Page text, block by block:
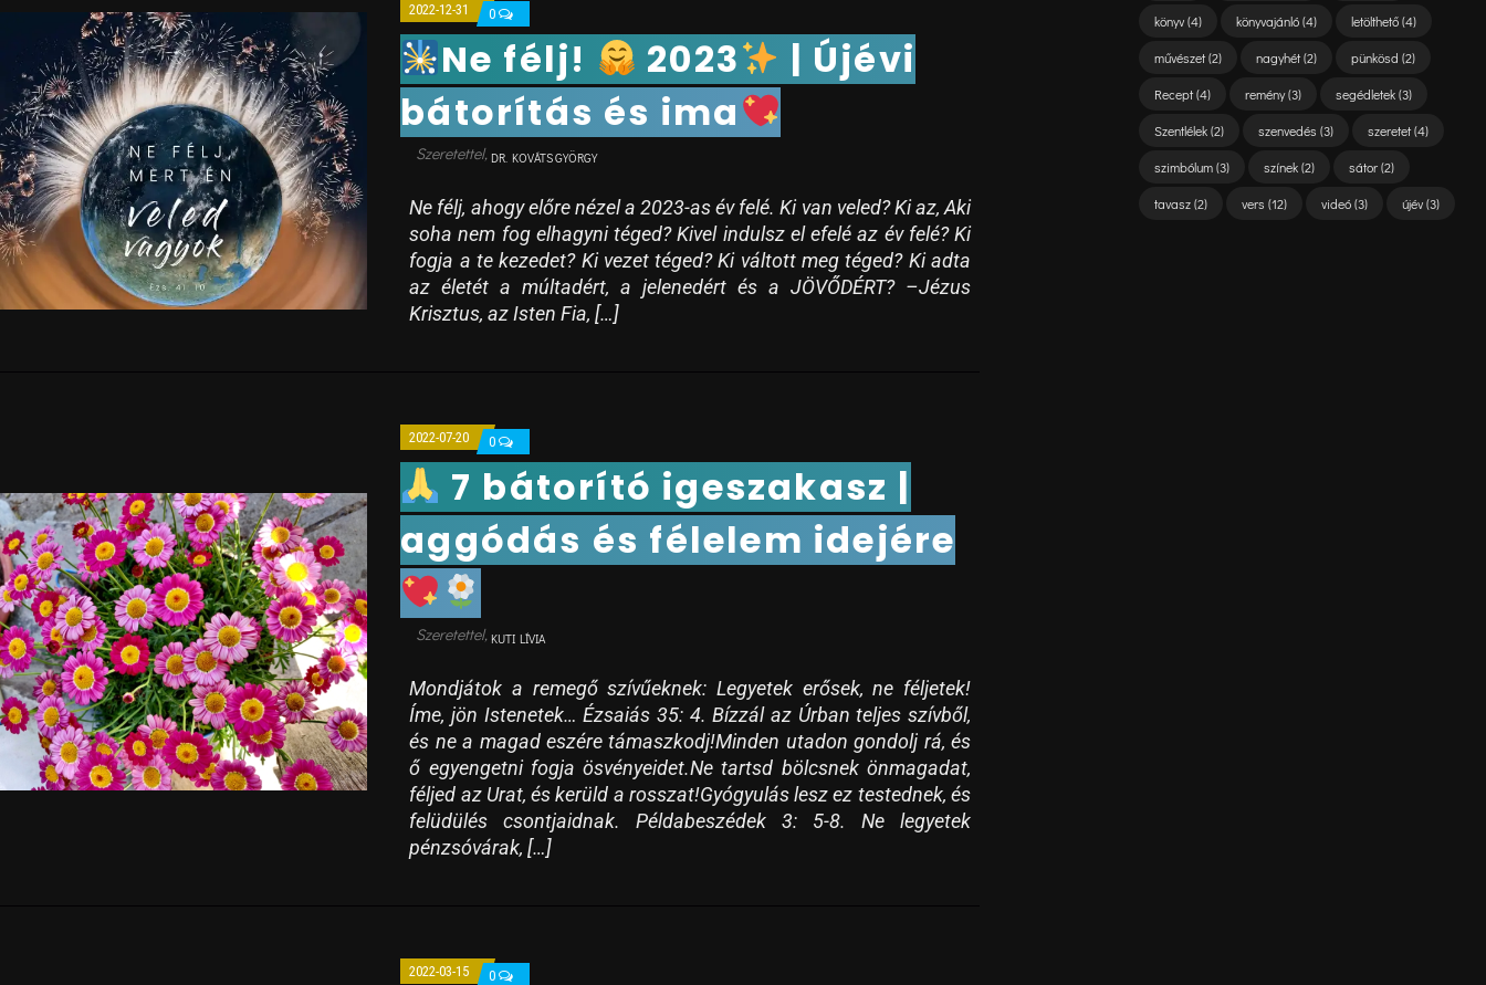
2022-12-31 0
Ne félj! 2023
| Újévi
bátorítás és ima
DR. KOVÁTS GYÖRGY
Ne félj, ahogy előre nézel a 2023-as év felé. Ki van veled? Ki az, Aki
soha nem fog elhagyni téged? Kivel indulsz el efelé az év felé? Ki
fogja a te kezedet? Ki vezet téged? Ki váltott meg téged? Ki adta
az életét a múltadért, a jelenedért és a JÖVŐDÉRT? –Jézus
Krisztus, az Isten Fia, […]
2022-07-20 0
7 bátorító igeszakasz |
aggódás és félelem idejére
KUTI LÍVIA
Mondjátok a remegő szívűeknek: Legyetek erősek, ne féljetek!
Íme, jön Istenetek… Ézsaiás 35: 4. Bízzál az Úrban teljes szívből,
és ne a magad eszére támaszkodj!Minden utadon gondolj rá, és
ő egyengetni fogja ösvényeidet.Ne tartsd bölcsnek önmagadat,
féljed az Urat, és kerüld a rosszat!Gyógyulás lesz ez testednek, és
felüdülés csontjaidnak. Példabeszédek 3: 5-8. Ne legyetek
pénzsóvárak, […]
2022-03-15 0
könyv(4) könyvajánló(4) letölthető(4)
művészet(2) nagyhét(2) pünkösd (2)
Recept(4) remény(3) segédletek(3)
Szentlélek(2) szenvedés (3) szeretet(4)
szimbólum(3) színek(2) sátor(2)
tavasz(2) vers (12) videó(3) újév(3)